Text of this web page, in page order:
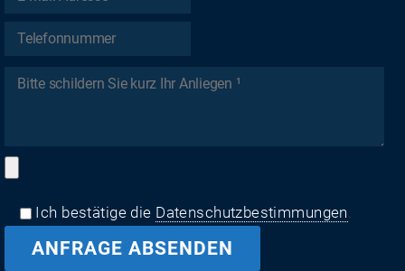
Ich bestätige die Datenschutzbestimmungen